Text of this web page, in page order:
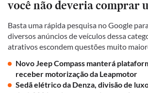
você não deveria comprar
Basta uma rápida pesquisa no Google
diversos anúncios de veículos dessa
atrativos escondem questões muito
Novo Jeep Compass manterá
receber motorização da Leapmotor
Sedã elétrico da Denza, divisão de